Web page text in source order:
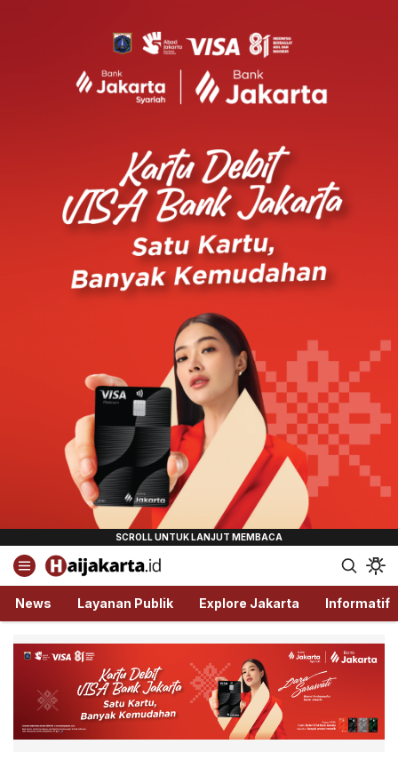
Haijakarta.id
Semua Tentang Jakarta Ada Disini!
News Layanan Publik Explore Jakarta Informatif